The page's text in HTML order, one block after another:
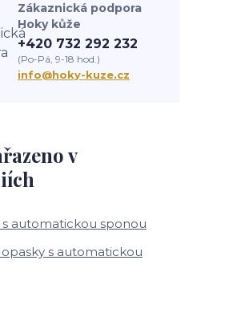
v
s automatickou sponou
opasky s automatickou
Zákaznická podpora
Hoky kůže
+420 732 292 232
(Po-Pá, 9-18 hod.)
info@hoky-kuze.cz